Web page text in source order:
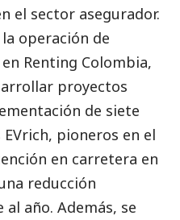
el sector asegurador.
operación de
Renting Colombia,
proyectos
de siete
pioneros en el
en carretera en
reducción
al año. Además, se